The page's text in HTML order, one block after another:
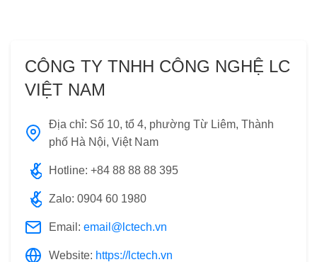
CÔNG TY TNHH CÔNG NGHỆ LC
VIỆT NAM
Địa chỉ: Số 10, tổ 4, phường Từ Liêm, Thành
phố Hà Nội, Việt Nam
Hotline: +84 88 88 88 395
Zalo: 0904 60 1980
Email: email@lctech.vn
Website: https://lctech.vn